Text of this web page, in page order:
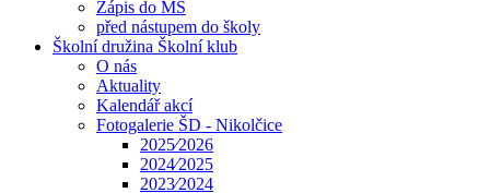
Zápis do MŠ
před nástupem do školy
Školní družina Školní klub
O nás
Aktuality
Kalendář akcí
Fotogalerie ŠD - Nikolčice
2025⁄2026
2024⁄2025
2023⁄2024